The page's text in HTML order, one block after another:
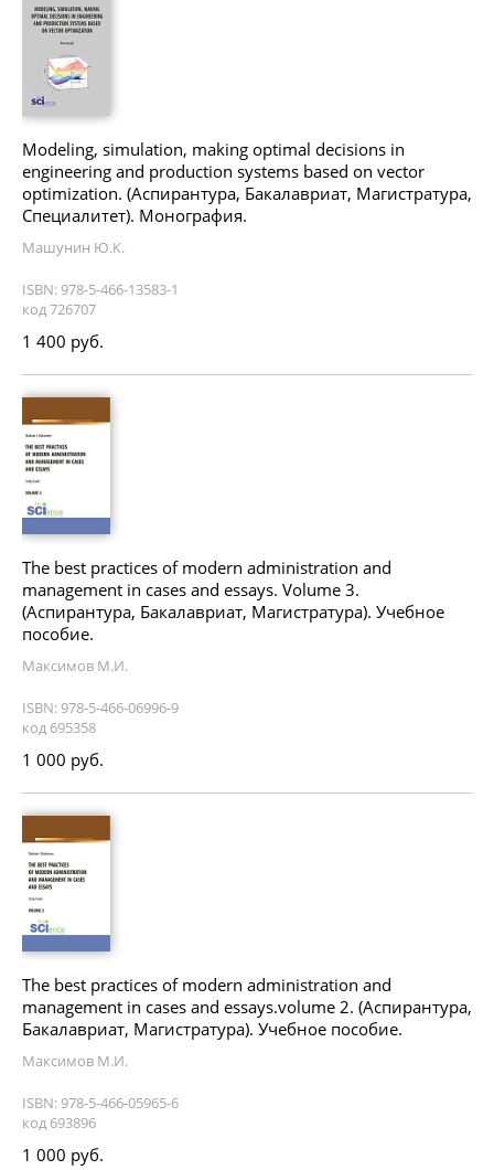
Modeling, simulation, making optimal decisions in
engineering and production systems based on vector
optimization. (Аспирантура, Бакалавриат, Магистратура,
Специалитет). Монография.
Машунин Ю.К.
ISBN: 978-5-466-13583-1
код 726707
1 400 руб.
The best practices of modern administration and
management in cases and essays. Volume 3.
(Аспирантура, Бакалавриат, Магистратура). Учебное
пособие.
Максимов М.И.
ISBN: 978-5-466-06996-9
код 695358
1 000 руб.
The best practices of modern administration and
management in cases and essays.volume 2. (Аспирантура,
Бакалавриат, Магистратура). Учебное пособие.
Максимов М.И.
ISBN: 978-5-466-05965-6
код 693896
1 000 руб.